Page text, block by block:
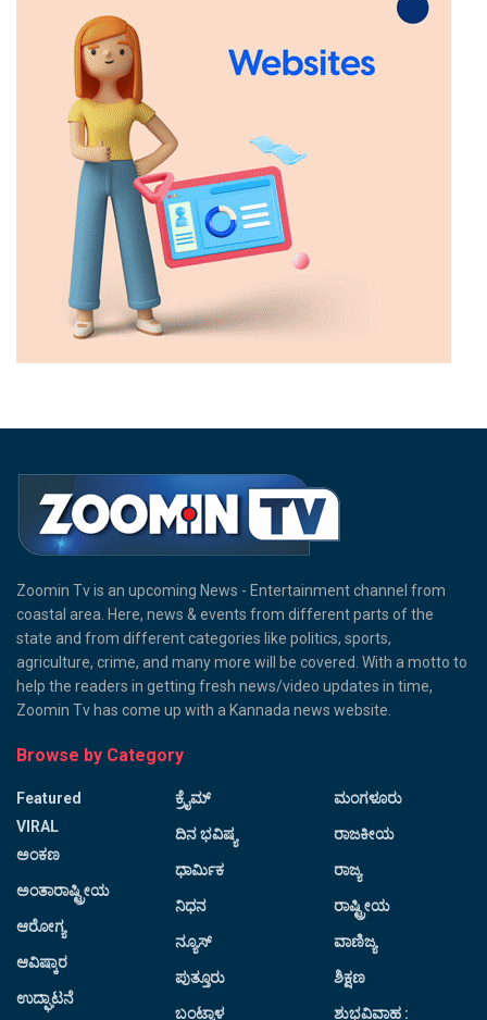
Zoomin Tv is an upcoming News - Entertainment channel from
coastal area. Here, news & events from different parts of the
state and from different categories like politics, sports,
agriculture, crime, and many more will be covered. With a motto to
help the readers in getting fresh news/video updates in time,
Zoomin Tv has come up with a Kannada news website.
Browse by Category
Featured
VIRAL
ಅಂಕಣ
ಅಂತಾರಾಷ್ಟ್ರೀಯ
ಆರೋಗ್ಯ
ಆವಿಷ್ಕಾರ
ಉದ್ಘಾಟನೆ
ಕ್ರೈಮ್
ದಿನ ಭವಿಷ್ಯ
ಧಾರ್ಮಿಕ
ನಿಧನ
ನ್ಯೂಸ್
ಪುತ್ತೂರು
ಬಂಟ್ವಾಳ
ಮಂಗಳೂರು
ರಾಜಕೀಯ
ರಾಜ್ಯ
ರಾಷ್ಟ್ರೀಯ
ವಾಣಿಜ್ಯ
ಶಿಕ್ಷಣ
ಶುಭವಿವಾಹ :